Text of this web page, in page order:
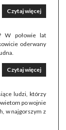
Czytaj więcej
W połowie lat
oderwany
Czytaj więcej
ludzi, którzy
po wojnie
w najgorszym z